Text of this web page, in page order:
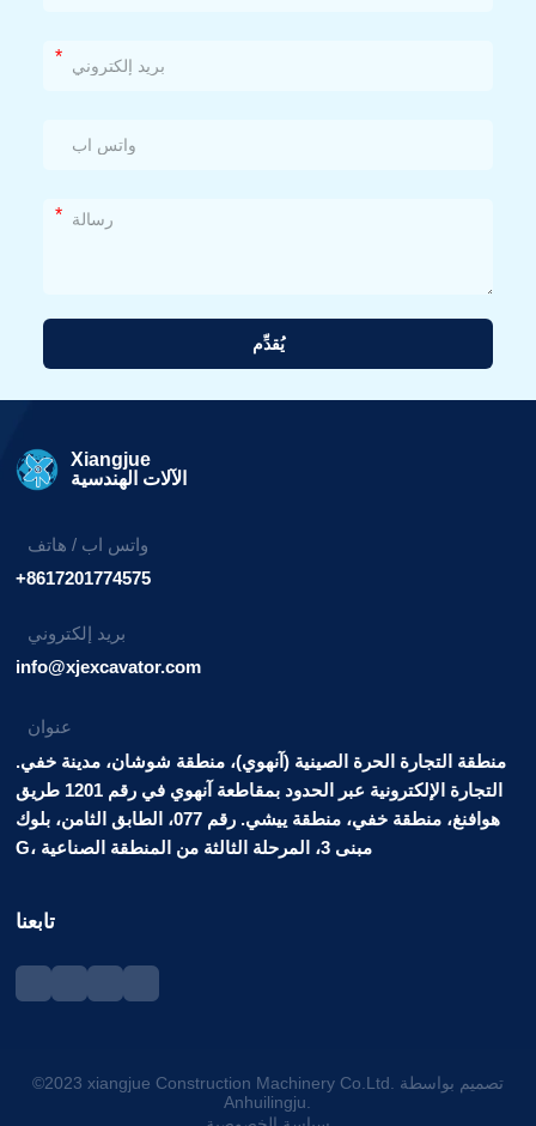
*
*
يُقدِّم
Xiangjue
الآلات الهندسية
واتس اب / هاتف
+8617201774575
بريد إلكتروني
info@xjexcavator.com
عنوان
منطقة التجارة الحرة الصينية (آنهوي)، منطقة شوشان، مدينة خفي.
التجارة الإلكترونية عبر الحدود بمقاطعة آنهوي في رقم 1201 طريق
هوافنغ، منطقة خفي، منطقة ييشي. رقم 077، الطابق الثامن، بلوك
G، مبنى 3، المرحلة الثالثة من المنطقة الصناعية
تابعنا
©2023 xiangjue Construction Machinery Co.Ltd. تصميم بواسطة
Anhuilingju.